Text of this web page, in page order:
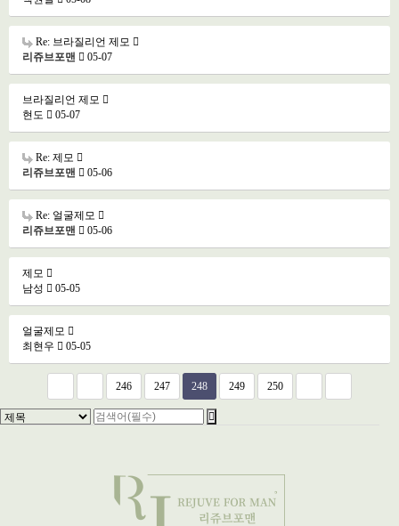
Re: 브라질리언 제모
리쥬브포맨
05-07
브라질리언 제모
현도
05-07
Re: 제모
리쥬브포맨
05-06
Re: 얼굴제모
리쥬브포맨
05-06
제모
남성
05-05
얼굴제모
최현우
05-05
246 247 248 249 250